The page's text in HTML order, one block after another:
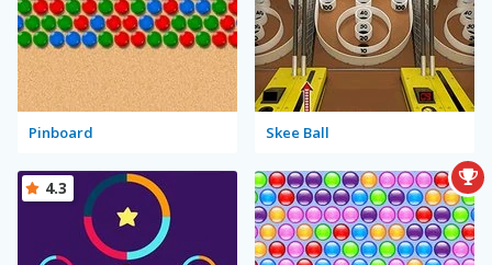
Pinboard Skee Ball
4.3